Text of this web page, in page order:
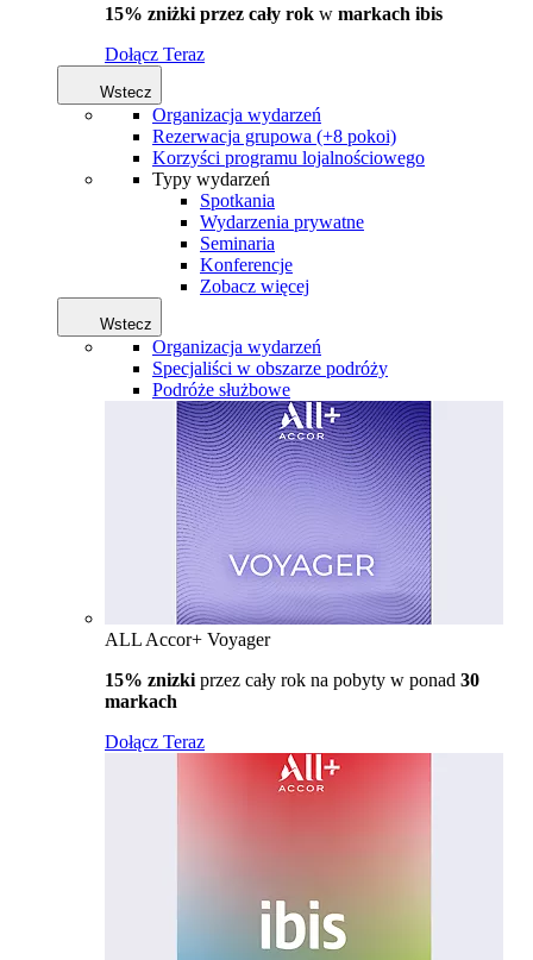
15% zniżki przez cały rok w markach ibis
Dołącz Teraz
Wstecz
Organizacja wydarzeń
Rezerwacja grupowa (+8 pokoi)
Korzyści programu lojalnościowego
Typy wydarzeń
Spotkania
Wydarzenia prywatne
Seminaria
Konferencje
Zobacz więcej
Wstecz
Organizacja wydarzeń
Specjaliści w obszarze podróży
Podróże służbowe
ALL Accor+ Voyager
15% znizki przez cały rok na pobyty w ponad 30
markach
Dołącz Teraz